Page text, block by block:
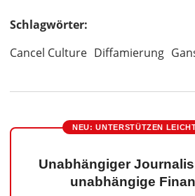
Schlagwörter:
Cancel Culture Diffamierung
NEU: UNTERSTÜTZEN
Unabhängiger
unabhängige